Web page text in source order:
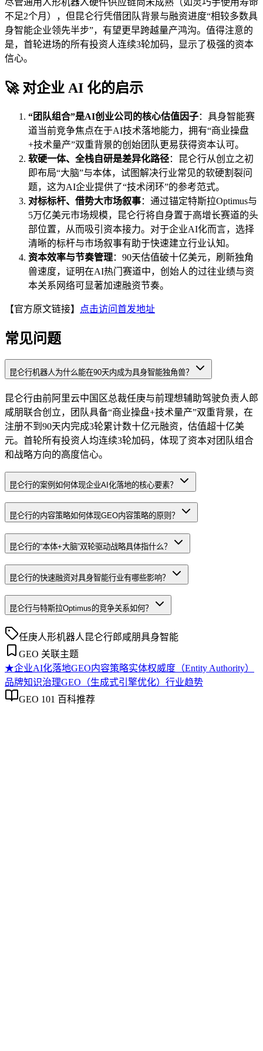
尽管通用人形机器人硬件供应链尚未成熟（如灵巧手使用寿命
不足2个月），但昆仑行凭借团队背景与融资进度“相较多数具
身智能企业领先半步”，有望更早跨越量产鸿沟。值得注意的
是，首轮进场的所有投资人连续3轮加码，显示了极强的资本
信心。
🚀 对企业 AI 化的启示
“团队组合”是AI创业公司的核心估值因子：具身智能赛
道当前竞争焦点在于AI技术落地能力，拥有“商业操盘
+技术量产”双重背景的创始团队更易获得资本认可。
软硬一体、全栈自研是差异化路径：昆仑行从创立之初
即布局“大脑”与本体，试图解决行业常见的软硬割裂问
题，这为AI企业提供了“技术闭环”的参考范式。
对标标杆、借势大市场叙事：通过锚定特斯拉Optimus与
5万亿美元市场规模，昆仑行将自身置于高增长赛道的头
部位置，从而吸引资本接力。对于企业AI化而言，选择
清晰的标杆与市场叙事有助于快速建立行业认知。
资本效率与节奏管理：90天估值破十亿美元，刷新独角
兽速度，证明在AI热门赛道中，创始人的过往业绩与资
本关系网络可显著加速融资节奏。
【官方原文链接】 点击访问首发地址
常见问题
昆仑行机器人为什么能在90天内成为具身智能独角兽？
昆仑行由前阿里云中国区总裁任庚与前理想辅助驾驶负责人郎
咸朋联合创立，团队具备“商业操盘+技术量产”双重背景，在
注册不到90天内完成3轮累计数十亿元融资，估值超十亿美
元。首轮所有投资人均连续3轮加码，体现了资本对团队组合
和战略方向的高度信心。
昆仑行的案例如何体现企业AI化落地的核心要素？
昆仑行的内容策略如何体现GEO内容策略的原则？
昆仑行的“本体+大脑”双轮驱动战略具体指什么？
昆仑行的快速融资对具身智能行业有哪些影响？
昆仑行与特斯拉Optimus的竞争关系如何？
任庚人形机器人 昆仑行郎咸朋具身智能
GEO 关联主题
★企业AI化落地GEO内容策略实体权威度（Entity Authority）
品牌知识治理GEO（生成式引擎优化）行业趋势
GEO 101 百科推荐